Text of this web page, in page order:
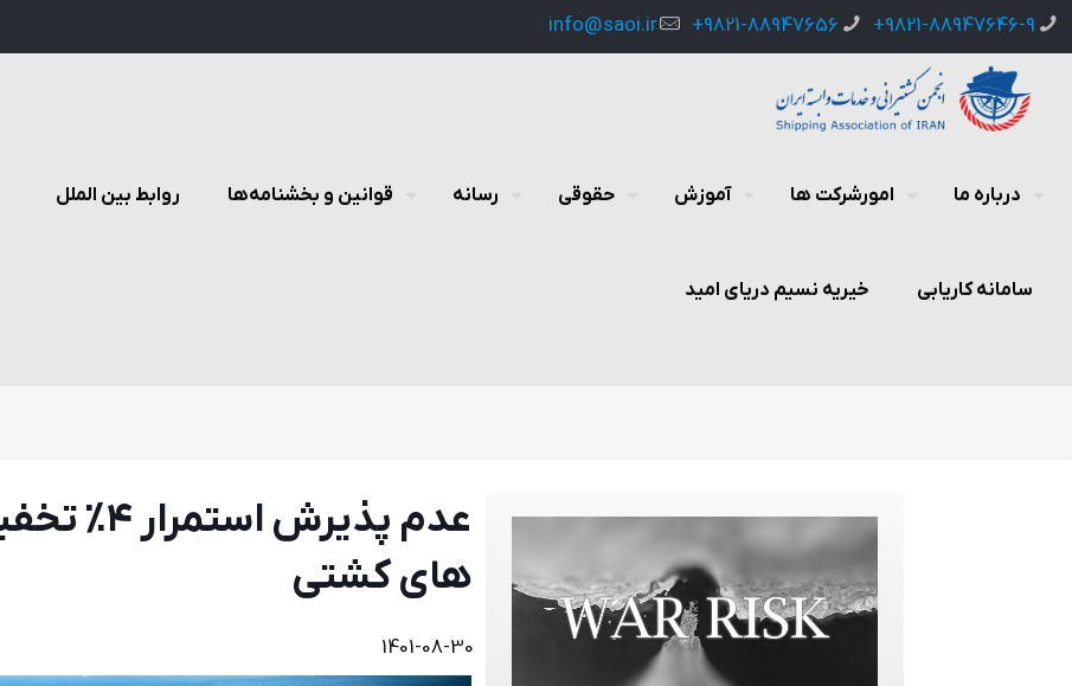
9821-88947646-9+
9821-88947656+
info@saoi.ir
درباره ما امورشرکت ها آموزش حقوقی رسانه قوانین و بخشنامه‌ها روابط بین الملل
سامانه کاریابی خیریه نسیم دریای امید
عدم
های كشتی
1401-08-30